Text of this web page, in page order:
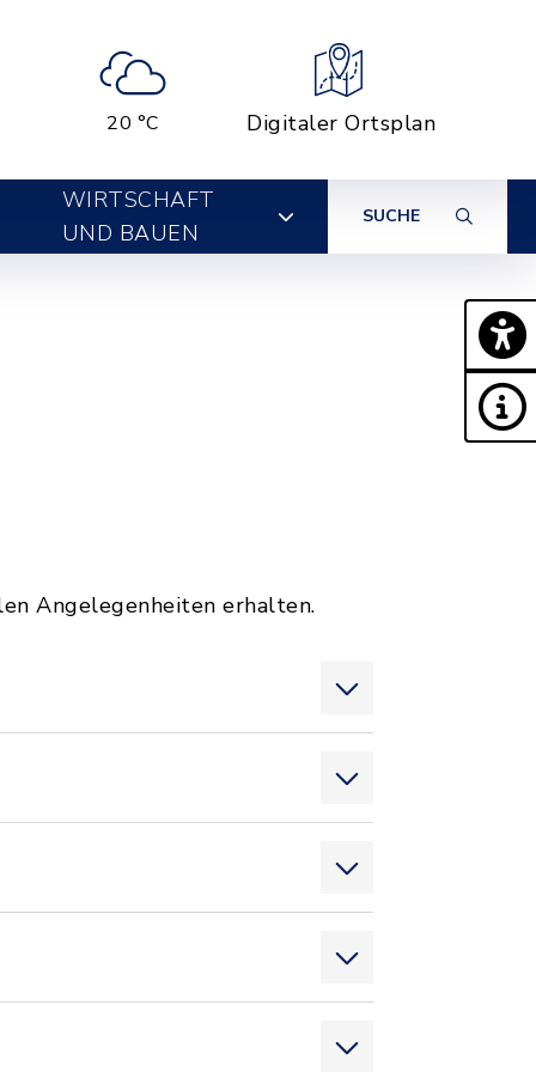
20 °C Digitaler Ortsplan
WIRTSCHAFT
UND BAUEN
SUCHE
Angelegenheiten erhalten.